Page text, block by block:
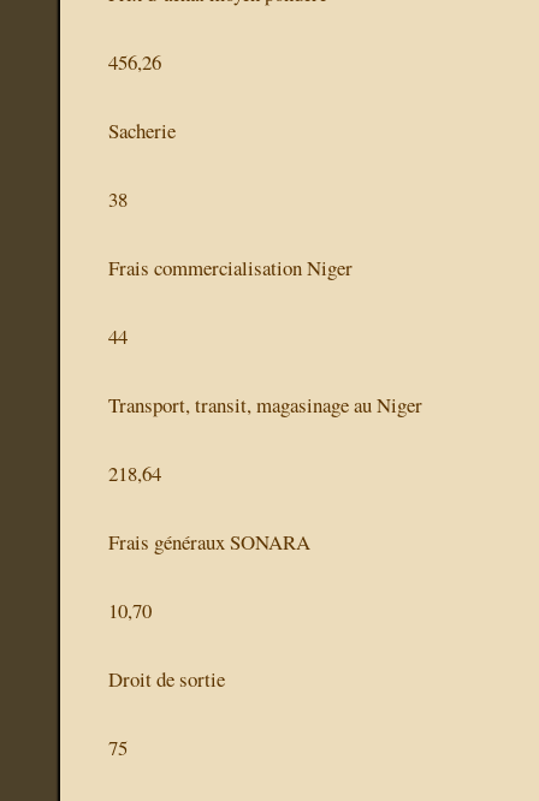
456,26
Sacherie
38
Frais commercialisation Niger
44
Transport, transit, magasinage au Niger
218,64
Frais généraux SONARA
10,70
Droit de sortie
75